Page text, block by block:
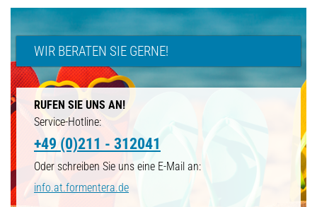
WIR BERATEN SIE GERNE!
RUFEN SIE UNS AN!
Service-Hotline:
+49 (0)211 - 312041
Oder schreiben Sie uns eine E-Mail an:
info.at.formentera.de